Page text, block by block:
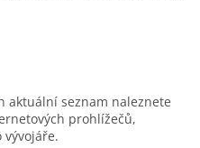
aktuální seznam naleznete
prohlížečů,